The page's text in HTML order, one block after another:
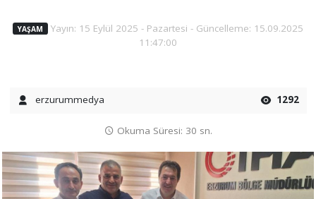
YAŞAM Yayın: 15 Eylül 2025 - Pazartesi - Güncelleme: 15.09.2025
11:47:00
erzurummedya 1292
Okuma Süresi: 30 sn.